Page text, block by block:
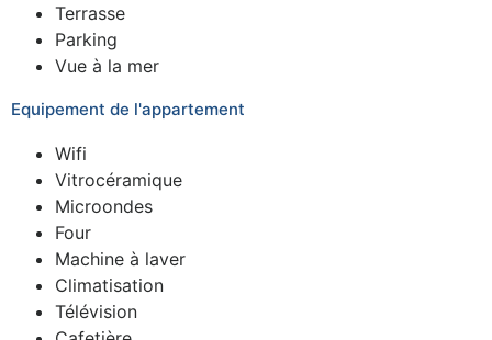
Terrasse
Parking
Vue à la mer
Equipement de l'appartement
Wifi
Vitrocéramique
Microondes
Four
Machine à laver
Climatisation
Télévision